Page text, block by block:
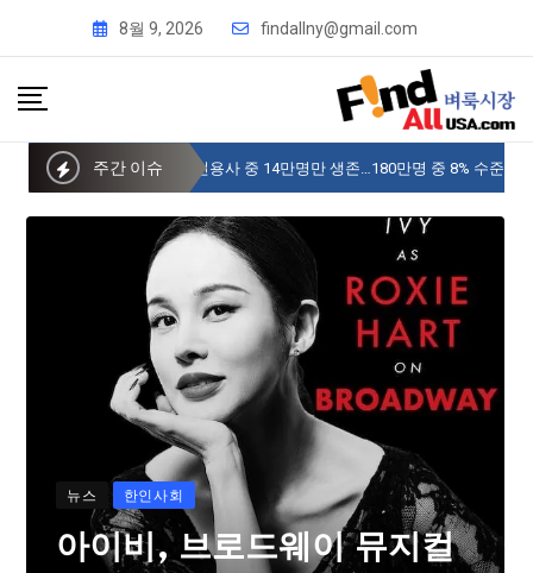
8월 9, 2026 findallny@gmail.com
주간 이슈 사이버 한국외국어대 미주글로벌센터 뉴욕
뉴스 한인사회
아이비, 브로드웨이 뮤지컬